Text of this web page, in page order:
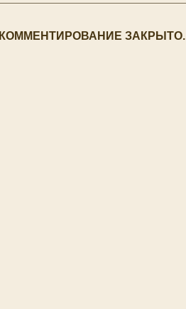
КОММЕНТИРОВАНИЕ ЗАКРЫТО.